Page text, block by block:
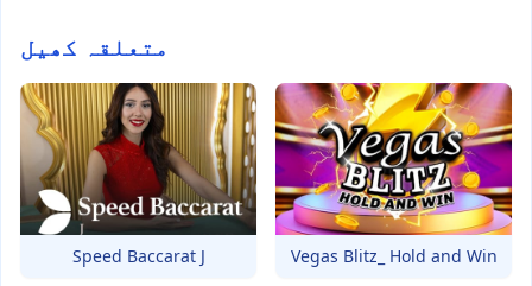
متعلقہ کھیل
Speed Baccarat J Vegas Blitz_ Hold and Win